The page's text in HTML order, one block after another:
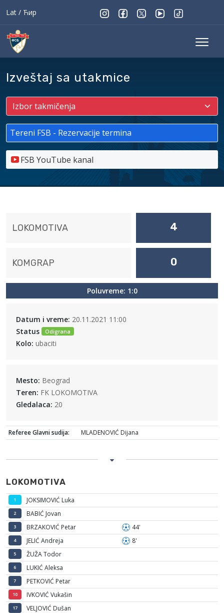
Lat / Ћир
Izveštaj sa utakmice
Tereni FSB - Rezervacije termina
FSB YouTube kanal
LOKOMOTIVA 4
KOMGRAP 0
Poluvreme: 1:0
Datum i vreme: 20.11.2021 11:00
Status
Odigrana
Kolo: ubaciti
Mesto: Beograd
Teren: FK LOKOMOTIVA
Gledalaca: 20
Referee Glavni sudija: MLADENOVIĆ Dijana
LOKOMOTIVA
1 JOKSIMOVIĆ Luka
2 BABIĆ Jovan
3 BRZAKOVIĆ Petar 44'
4 JELIĆ Andreja 8'
5 ŽUŽA Todor
6 LUKIĆ Aleksa
7 PETKOVIĆ Petar
10 IVKOVIĆ Vukašin
17 VELJOVIĆ Dušan